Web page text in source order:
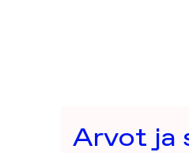
Arvot ja